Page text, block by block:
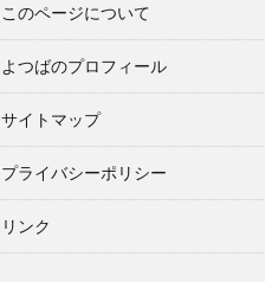
このページについて
よつばのプロフィール
サイトマップ
プライバシーポリシー
リンク